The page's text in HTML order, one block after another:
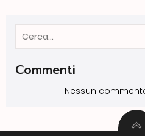
Commenti
Nessun